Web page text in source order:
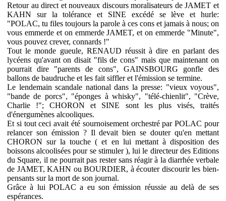
Retour au direct et nouveaux discours moralisateurs de JAMET et
KAHN sur la tolérance et SINE excédé se lève et hurle:
"POLAC, tu files toujours la parole à ces cons et jamais à nous; on
vous emmerde et on emmerde JAMET, et on emmerde "Minute",
vous pouvez crever, connards !"
Tout le monde gueule, RENAUD réussit à dire en parlant des
lycéens qu'avant on disait "fils de cons" mais que maintenant on
pourrait dire "parents de cons", GAINSBOURG gonfle des
ballons de baudruche et les fait siffler et l'émission se termine.
Le lendemain scandale national dans la presse: "vieux voyous",
"bande de porcs", "éponges à whisky", "télé-chienlit", "Crève,
Charlie !"; CHORON et SINE sont les plus visés, traités
d'énergumènes alcooliques.
Et si tout ceci avait été sournoisement orchestré par POLAC pour
relancer son émission ? Il devait bien se douter qu'en mettant
CHORON sur la touche ( et en lui mettant à disposition des
boissons alcoolisées pour se stimuler ), lui le directeur des Editions
du Square, il ne pourrait pas rester sans réagir à la diarrhée verbale
de JAMET, KAHN ou BOURDIER, à écouter discourir les bien-
pensants sur la mort de son journal.
Grâce à lui POLAC a eu son émission réussie au delà de ses
espérances.